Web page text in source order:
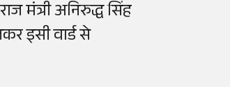
मंत्री अनिरुद्ध सिंह
इसी वार्ड से